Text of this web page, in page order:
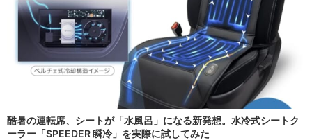
酷暑の運転席、シートが「水風呂」になる新発想。水冷式シートク
ーラー「SPEEDER 瞬冷」を実際に試してみた